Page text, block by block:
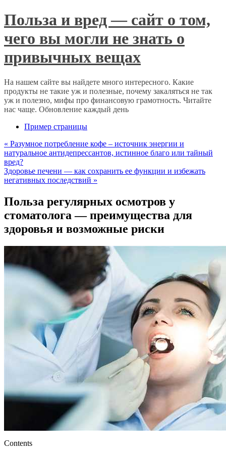
Польза и вред — сайт о том,
чего вы могли не знать о
привычных вещах
На нашем сайте вы найдете много интересного. Какие
продукты не такие уж и полезные, почему закаляться не так
уж и полезно, мифы про финансовую грамотность. Читайте
нас чаще. Обновление каждый день
Пример страницы
« Разумное потребление кофе – источник энергии и
натуральное антидепрессантов, истинное благо или тайный
вред?
Здоровье печени — как сохранить ее функции и избежать
негативных последствий »
Польза регулярных осмотров у
стоматолога — преимущества для
здоровья и возможные риски
Contents